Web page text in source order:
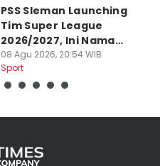
PSS Sleman Launching
Tim Super League
2026/2027, Ini Nama
Para Pemain
08 Agu 2026, 20:54 WIB
Sport